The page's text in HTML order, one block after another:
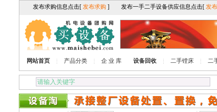
网站首页 产品分类 企 业 库 设备回收 二手镗床 二